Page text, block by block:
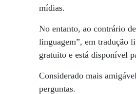
mídias.
No entanto, ao contrário
linguagem”, em tradução
gratuito e está disponível
Considerado mais
perguntas.